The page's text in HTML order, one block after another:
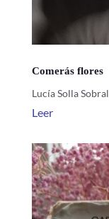
Comerás flores
Lucía Solla Sobral
Leer